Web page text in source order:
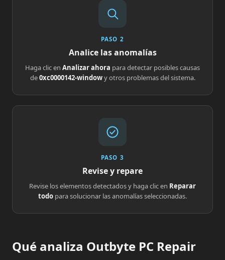
PASO 2
Analice las anomalías
Haga clic en Analizar ahora para detectar posibles causas
de0xc0000142-windowy otros problemas del sistema.
PASO 3
Revise y repare
Revise los elementos detectados y haga clic en Reparar
todo para solucionar las anomalías seleccionadas.
Qué analiza Outbyte PC Repair